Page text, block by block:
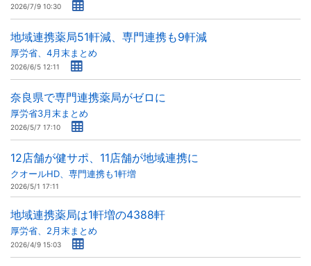
2026/7/9 10:30
地域連携薬局51軒減、専門連携も9軒減
厚労省、4月末まとめ
2026/6/5 12:11
奈良県で専門連携薬局がゼロに
厚労省3月末まとめ
2026/5/7 17:10
12店舗が健サポ、11店舗が地域連携に
クオールHD、専門連携も1軒増
2026/5/1 17:11
地域連携薬局は1軒増の4388軒
厚労省、2月末まとめ
2026/4/9 15:03